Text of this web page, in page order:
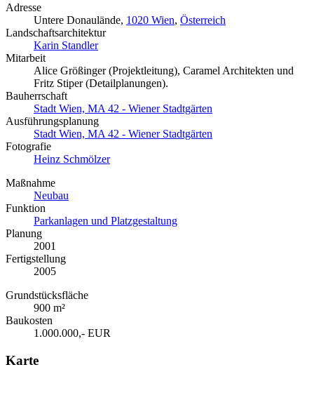
Adresse
Untere Donaulände, 1020 Wien, Österreich
Landschaftsarchitektur
Karin Standler
Mitarbeit
Alice Größinger (Projektleitung), Caramel Architekten und
Fritz Stiper (Detailplanungen).
Bauherrschaft
Stadt Wien, MA 42 - Wiener Stadtgärten
Ausführungsplanung
Stadt Wien, MA 42 - Wiener Stadtgärten
Fotografie
Heinz Schmölzer
Maßnahme
Neubau
Funktion
Parkanlagen und Platzgestaltung
Planung
2001
Fertigstellung
2005
Grundstücksfläche
900 m²
Baukosten
1.000.000,- EUR
Karte